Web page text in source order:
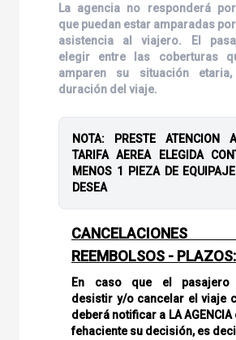
La agencia no responderá
que puedan estar amparadas
asistencia al viajero. El
elegir entre las coberturas
amparen su situación
duración del viaje.
NOTA: PRESTE ATENCION
TARIFA AEREA ELEGIDA
MENOS 1 PIEZA DE
DESEA
REEMBOLSOS - PLAZOS:
En caso que el pasajero
desistir y/o cancelar el viaje
deberá notificar a LA
fehaciente su decisión, es